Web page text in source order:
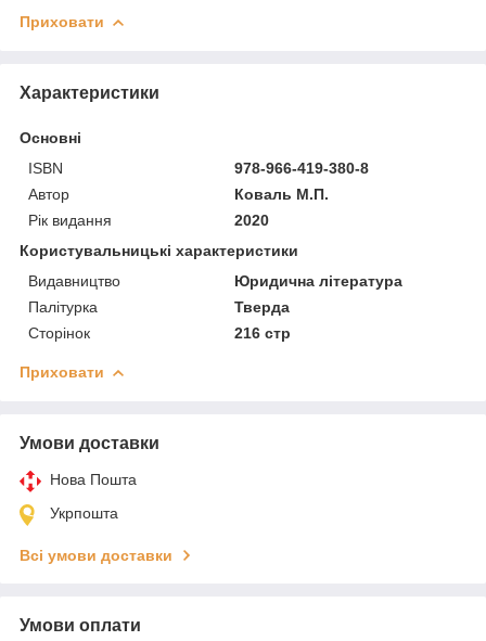
Приховати
Характеристики
Основні
ISBN
978-966-419-380-8
Автор
Коваль М.П.
Рік видання
2020
Користувальницькі характеристики
Видавництво
Юридична література
Палітурка
Тверда
Сторінок
216 стр
Приховати
Умови доставки
Нова Пошта
Укрпошта
Всі умови доставки
Умови оплати